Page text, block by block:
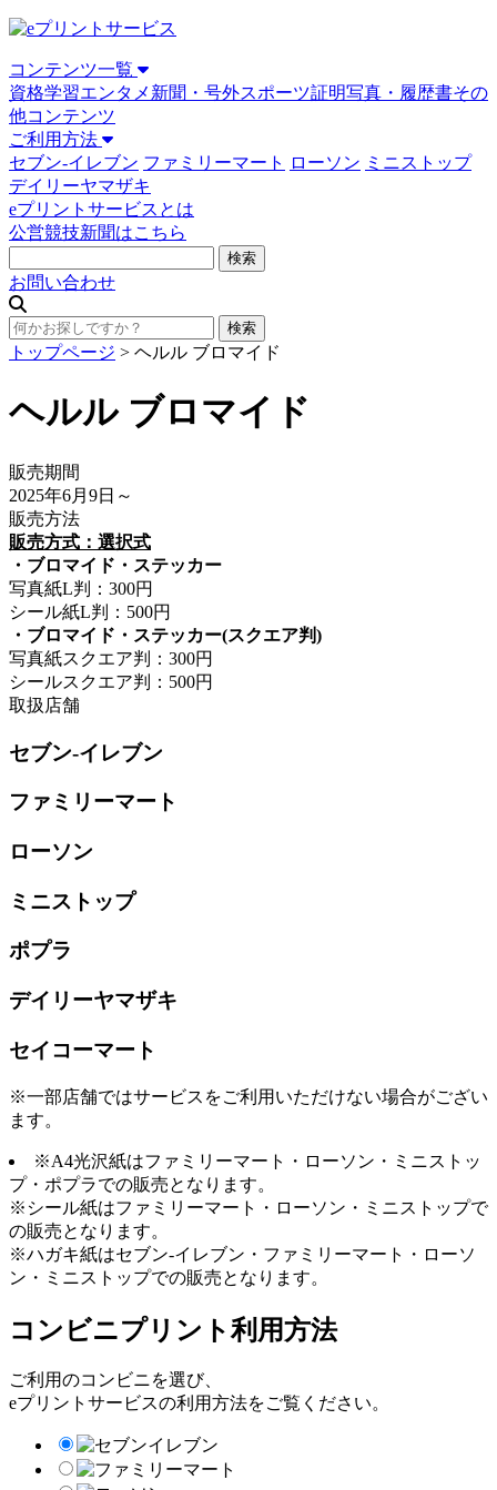
コンテンツ一覧
資格学習エンタメ 新聞・号外スポーツ証明写真・履歴書その
他コンテンツ
ご利用方法
セブン-イレブン ファミリーマート ローソン ミニストップ
デイリーヤマザキ
eプリントサービスとは
公営競技新聞はこちら
お問い合わせ
トップページ > ヘルル ブロマイド
ヘルル ブロマイド
販売期間
2025年6月9日 ～
販売方法
販売方式：選択式
・ブロマイド・ステッカー
写真紙L判：300円
シール紙L判：500円
・ブロマイド・ステッカー(スクエア判)
写真紙スクエア判：300円
シールスクエア判：500円
取扱店舗
セブン-イレブン
ファミリーマート
ローソン
ミニストップ
ポプラ
デイリーヤマザキ
セイコーマート
※一部店舗ではサービスをご利用いただけない場合がござい
ます。
※A4光沢紙はファミリーマート・ローソン・ミニストッ
プ・ポプラでの販売となります。
※シール紙はファミリーマート・ローソン・ミニストップで
の販売となります。
※ハガキ紙はセブン-イレブン・ファミリーマート・ローソ
ン・ミニストップでの販売となります。
コンビニプリント利用方法
ご利用のコンビニを選び、
eプリントサービスの利用方法をご覧ください。